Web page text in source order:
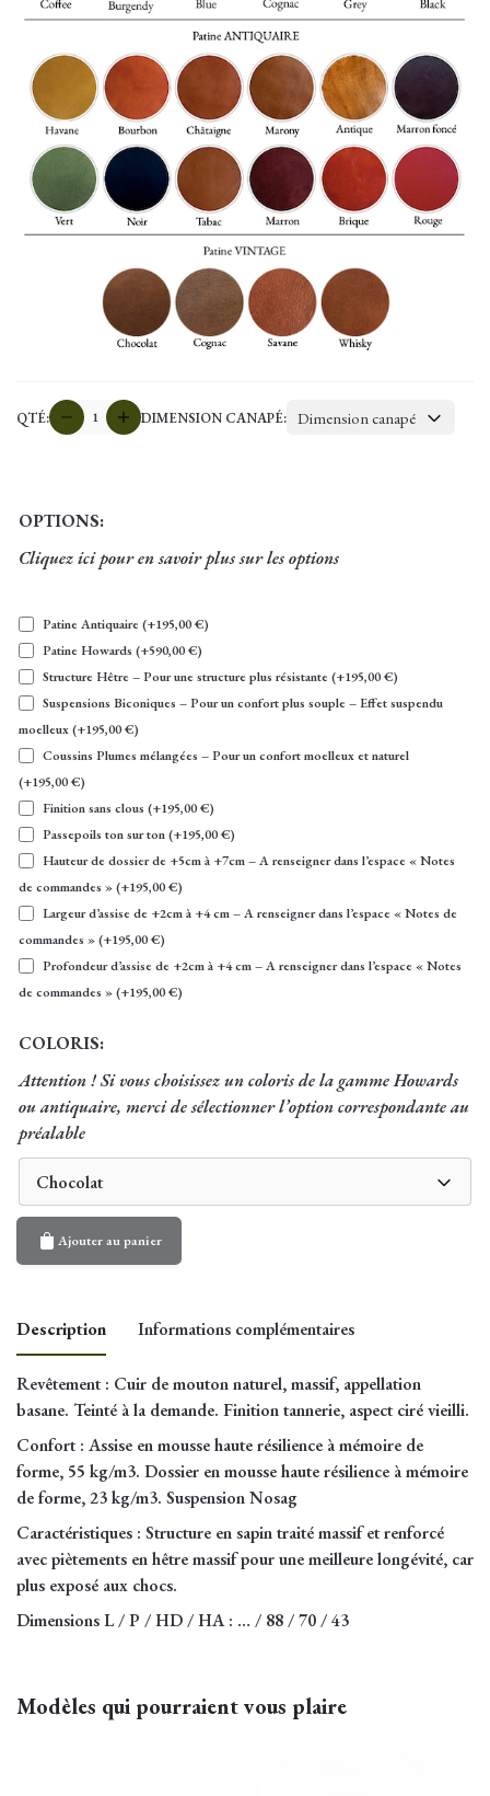
QTÉ:quantité
de
CANYON
DIMENSION CANAPÉ: Dimension canapé
OPTIONS:
Cliquez ici pour en savoir plus sur les options
Patine Antiquaire (+195,00€)
Patine Howards (+590,00€)
Structure Hêtre – Pour une structure plus résistante (+195,00€)
Suspensions Biconiques – Pour un confort plus souple – Effet suspendu
moelleux(+195,00€)
Coussins Plumes mélangées – Pour un confort moelleux et naturel
(+195,00€)
Finition sans clous (+195,00€)
Passepoils ton sur ton(+195,00€)
Hauteur de dossier de +5cm à +7cm – A renseigner dans l’espace « Notes
de commandes »(+195,00€)
Largeur d’assise de +2cm à +4 cm – A renseigner dans l’espace « Notes de
commandes »(+195,00€)
Profondeur d’assise de +2cm à +4 cm – A renseigner dans l’espace « Notes
de commandes »(+195,00€)
COLORIS:
Attention ! Si vous choisissez un coloris de la gamme Howards
ou antiquaire, merci de sélectionner l’option correspondante au
préalable
Chocolat
Ajouter au panier
Description Informations complémentaires
Revêtement: Cuir de mouton naturel, massif, appellation
basane. Teinté à la demande. Finition tannerie, aspect ciré vieilli.
Confort: Assise en mousse haute résilience à mémoire de
forme, 55 kg/m3. Dossier en mousse haute résilience à mémoire
de forme, 23 kg/m3. Suspension Nosag
Caractéristiques : Structure en sapin traité massif et renforcé
avec piètements en hêtre massif pour une meilleure longévité, car
plus exposé aux chocs.
Dimensions L / P / HD / HA: … / 88 / 70 / 43
Dimension
canapé
1,60m, 1,80m, 2m
Modèles qui pourraient vous plaire